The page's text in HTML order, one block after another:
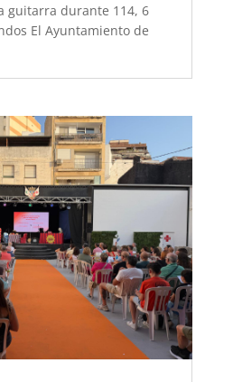
guitarra durante 114, 6
El Ayuntamiento de